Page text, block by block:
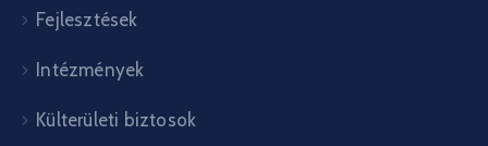
Fejlesztések
Intézmények
Külterületi biztosok